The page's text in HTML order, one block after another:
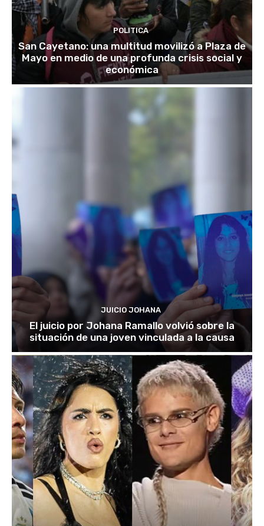
POLITICA
San Cayetano: una multitud movilizó a Plaza de
Mayo en medio de una profunda crisis social y
económica
JUICIO JOHANA
El juicio por Johana Ramallo volvió sobre la
situación de una joven vinculada a la causa